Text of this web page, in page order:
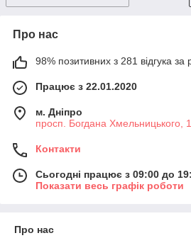
Про нас
98% позитивних з 281 відгука за
Працює з 22.01.2020
м. Дніпро
просп. Богдана Хмельницького,
Контакти
Сьогодні працює з 09:00 до
Показати весь графік роботи
Про нас